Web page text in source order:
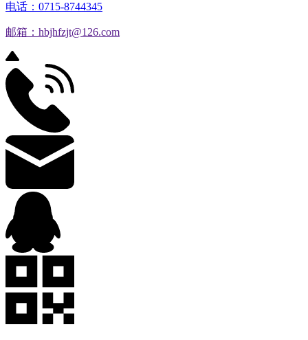
电话：0715-8744345
邮箱：hbjhfzjt@126.com